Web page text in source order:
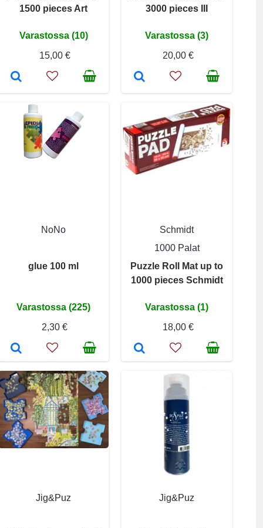
1500 pieces Art
Varastossa (10)
15,00 €
3000 pieces III
Varastossa (3)
20,00 €
NoNo
glue 100 ml
Varastossa (225)
2,30 €
Schmidt
1000 Palat
Puzzle Roll Mat up to
1000 pieces Schmidt
Varastossa (1)
18,00 €
Jig&Puz Jig&Puz